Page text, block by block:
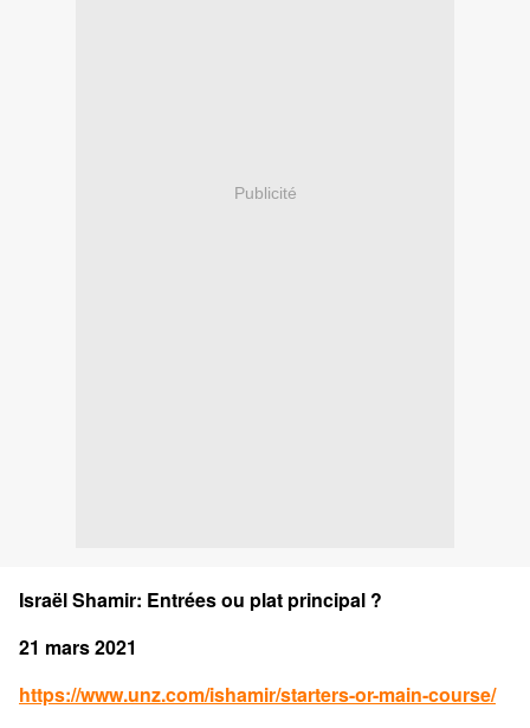
Publicité
Israël Shamir: Entrées ou plat principal ?
21 mars 2021
https://www.unz.com/ishamir/starters-or-main-course/